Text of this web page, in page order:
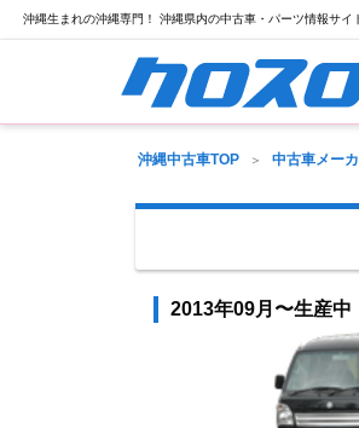
沖縄生まれの沖縄専門！ 沖縄県内の中古車・パーツ情報サイ
沖縄中古車TOP 中古車メー
2013年09月〜生産中